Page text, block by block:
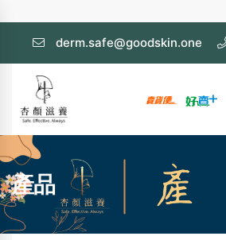
derm.safe@goodskin.one
產品